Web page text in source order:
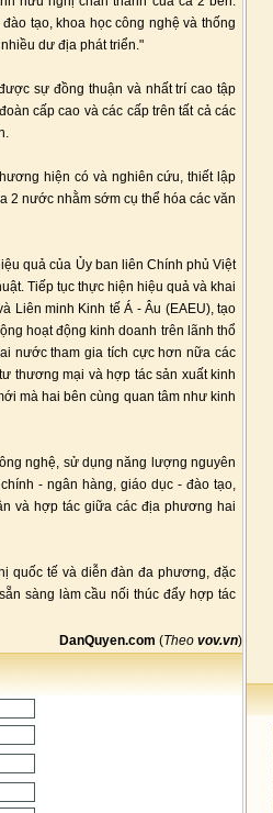
tạo, khoa học công nghệ và thống
dư địa phát triển."
sự đồng thuận và nhất trí cao tập
cấp cao và các cấp trên tất cả các
hiện có và nghiên cứu, thiết lập
2 nước nhằm sớm cụ thể hóa các văn
quả của Ủy ban liên Chính phủ Việt
Tiếp tục thực hiện hiệu quả và khai
Liên minh Kinh tế Á - Âu (EAEU), tạo
hoạt động kinh doanh trên lãnh thổ
nước tham gia tích cực hơn nữa các
thương mại và hợp tác sản xuất kinh
mà hai bên cùng quan tâm như kinh
nghệ, sử dụng năng lượng nguyên
- ngân hàng, giáo dục - đào tạo,
và hợp tác giữa các địa phương hai
quốc tế và diễn đàn đa phương, đặc
sàng làm cầu nối thúc đẩy hợp tác
DanQuyen.com (Theo vov.vn)